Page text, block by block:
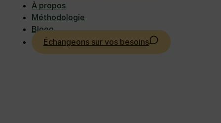
À propos
Méthodologie
Bloog
Échangeons sur vos besoins
Basée dans toute la France, La Coordée
accompagne les structures dans leurs
transitions avec une approche humaine,
participative et sur-mesure.